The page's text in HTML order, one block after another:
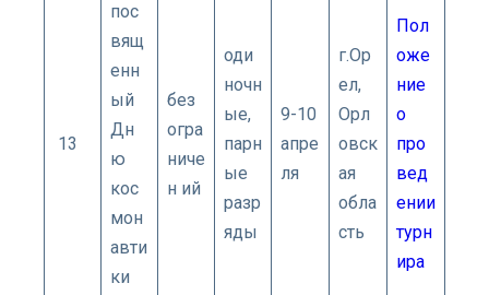
13
пос
вящ
енн
ый
Дн
ю
кос
мон
авти
ки
без
огра
ниче
н ий
оди
ночн
ые,
парн
ые
разр
яды
9-10
апре
ля
г.Ор
ел,
Орл
овск
ая
обла
сть
Пол
оже
ние
о
про
вед
ении
турн
ира